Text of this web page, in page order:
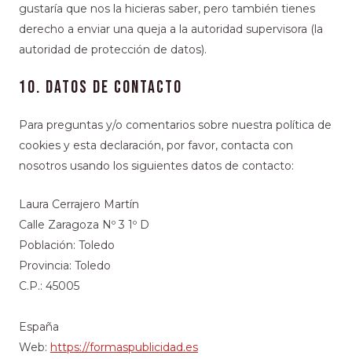
gustaría que nos la hicieras saber, pero también tienes
derecho a enviar una queja a la autoridad supervisora (la
autoridad de protección de datos).
10. Datos de contacto
Para preguntas y/o comentarios sobre nuestra política de
cookies y esta declaración, por favor, contacta con
nosotros usando los siguientes datos de contacto:
Laura Cerrajero Martín
Calle Zaragoza Nº 3 1º D
Población: Toledo
Provincia: Toledo
C.P.: 45005
España
Web: https://formaspublicidad.es